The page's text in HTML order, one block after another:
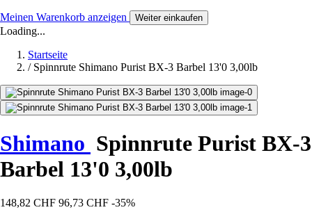
Meinen Warenkorb anzeigen Weiter einkaufen
Loading...
Startseite
/ Spinnrute Shimano Purist BX-3 Barbel 13'0 3,00lb
Shimano Spinnrute Purist BX-3
Barbel 13'0 3,00lb
148,82 CHF 96,73 CHF -35%